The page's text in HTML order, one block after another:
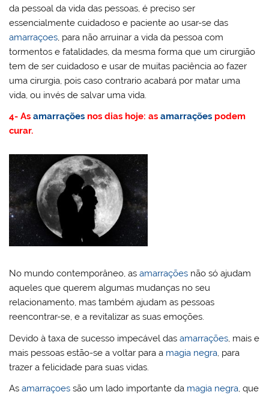
da pessoal da vida das pessoas, é preciso ser
essencialmente cuidadoso e paciente ao usar-se das
amarraçoes, para não arruinar a vida da pessoa com
tormentos e fatalidades, da mesma forma que um cirurgião
tem de ser cuidadoso e usar de muitas paciência ao fazer
uma cirurgia, pois caso contrario acabará por matar uma
vida, ou invés de salvar uma vida.
4- Asamarrações nos dias hoje: asamarrações podem
curar.
No mundo contemporâneo, asamarrações não só ajudam
aqueles que querem algumas mudanças no seu
relacionamento, mas também ajudam as pessoas
reencontrar-se, e a revitalizar as suas emoções.
Devido à taxa de sucesso impecável dasamarrações, mais e
mais pessoas estão-se a voltar para a magia negra, para
trazer a felicidade para suas vidas.
Asamarraçoes são um lado importante da magia negra, que